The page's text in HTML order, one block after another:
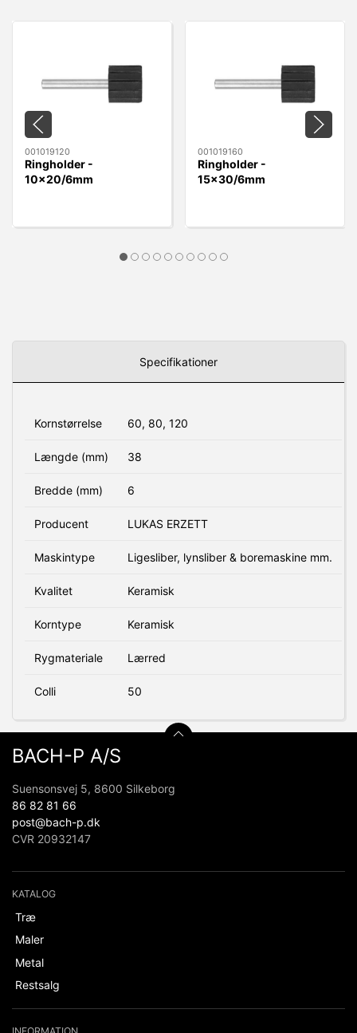
001019120
Ringholder -
10x20/6mm
001019160
Ringholder -
15x30/6mm
Specifikationer
Kornstørrelse 60, 80, 120
Længde (mm) 38
Bredde (mm) 6
Producent LUKAS ERZETT
Maskintype Ligesliber, lynsliber & boremaskine mm.
Kvalitet Keramisk
Korntype Keramisk
Rygmateriale Lærred
Colli 50
BACH-P A/S
Suensonsvej 5, 8600 Silkeborg
86 82 81 66
post@bach-p.dk
CVR 20932147
KATALOG
Træ
Maler
Metal
Restsalg